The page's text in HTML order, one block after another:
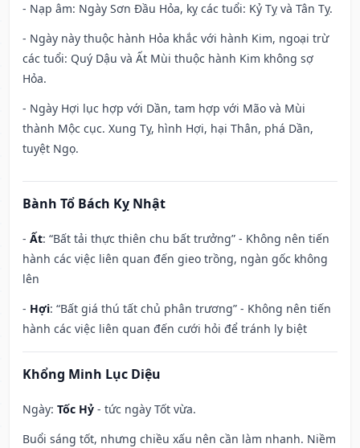
- Nạp âm: Ngày Sơn Đầu Hỏa, kỵ các tuổi: Kỷ Tỵ và Tân Tỵ.
- Ngày này thuộc hành Hỏa khắc với hành Kim, ngoại trừ
các tuổi: Quý Dậu và Ất Mùi thuộc hành Kim không sợ
Hỏa.
- Ngày Hợi lục hợp với Dần, tam hợp với Mão và Mùi
thành Mộc cục. Xung Tỵ, hình Hợi, hại Thân, phá Dần,
tuyệt Ngọ.
Bành Tổ Bách Kỵ Nhật
- Ất: “Bất tải thực thiên chu bất trưởng” - Không nên tiến
hành các việc liên quan đến gieo trồng, ngàn gốc không
lên
- Hợi: “Bất giá thú tất chủ phân trương” - Không nên tiến
hành các việc liên quan đến cưới hỏi để tránh ly biệt
Khổng Minh Lục Diệu
Ngày: Tốc Hỷ - tức ngày Tốt vừa.
Buổi sáng tốt, nhưng chiều xấu nên cần làm nhanh. Niềm